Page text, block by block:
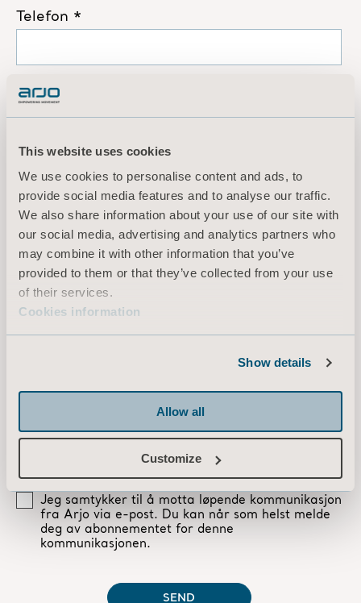
This website uses cookies
We use cookies to personalise content and ads, to
provide social media features and to analyse our traffic.
We also share information about your use of our site with
our social media, advertising and analytics partners who
may combine it with other information that you’ve
provided to them or that they’ve collected from your use
of their services.
Cookies information
Show details
Allow all
Customize